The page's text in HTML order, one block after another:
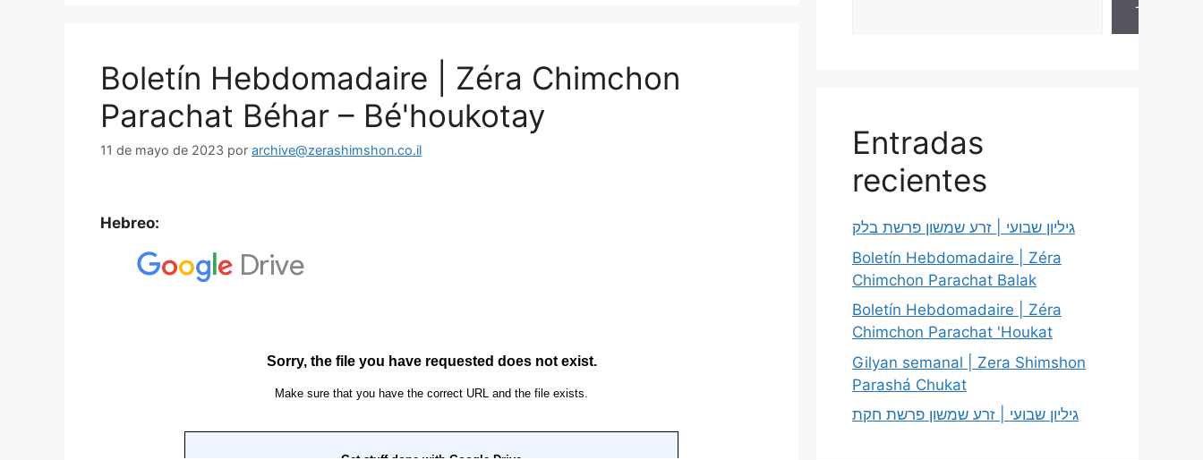
Boletín Hebdomadaire | Zéra Chimchon
Parachat Béhar – Bé'houkotay
11 de mayo de 2023 por archive@zerashimshon.co.il
Hebreo:
Torá
Entradas
recientes
גיליון שבועי | זרע שמשון פרשת בלק
Boletín Hebdomadaire | Zéra
Chimchon Parachat Balak
Boletín Hebdomadaire | Zéra
Chimchon Parachat 'Houkat
Gilyan semanal | Zera Shimshon
Parashá Chukat
גיליון שבועי | זרע שמשון פרשת חקת